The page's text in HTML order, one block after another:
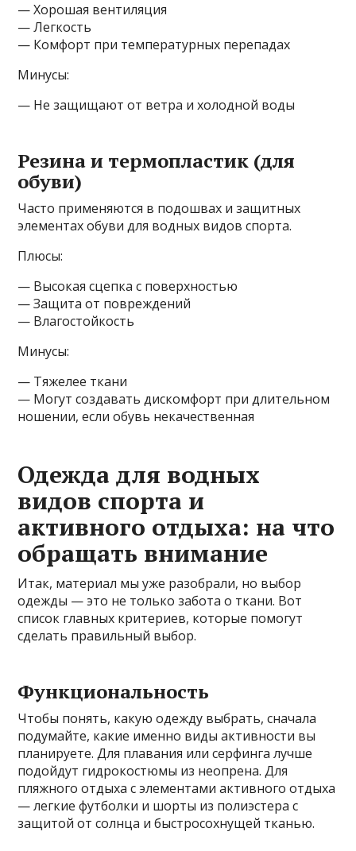
— Хорошая вентиляция
— Легкость
— Комфорт при температурных перепадах
Минусы:
— Не защищают от ветра и холодной воды
Резина и термопластик (для
обуви)
Часто применяются в подошвах и защитных
элементах обуви для водных видов спорта.
Плюсы:
— Высокая сцепка с поверхностью
— Защита от повреждений
— Влагостойкость
Минусы:
— Тяжелее ткани
— Могут создавать дискомфорт при длительном
ношении, если обувь некачественная
Одежда для водных
видов спорта и
активного отдыха: на что
обращать внимание
Итак, материал мы уже разобрали, но выбор
одежды — это не только забота о ткани. Вот
список главных критериев, которые помогут
сделать правильный выбор.
Функциональность
Чтобы понять, какую одежду выбрать, сначала
подумайте, какие именно виды активности вы
планируете. Для плавания или серфинга лучше
подойдут гидрокостюмы из неопренa. Для
пляжного отдыха с элементами активного отдыха
— легкие футболки и шорты из полиэстера с
защитой от солнца и быстросохнущей тканью.